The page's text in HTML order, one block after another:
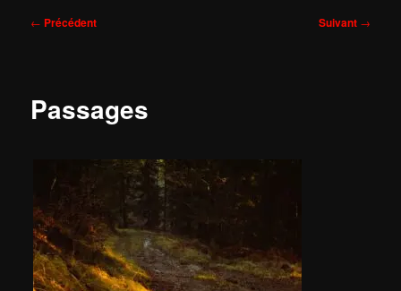
Navigation
← Précédent Suivant →
Passages